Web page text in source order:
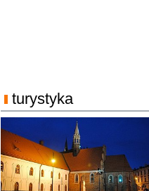
turystyka